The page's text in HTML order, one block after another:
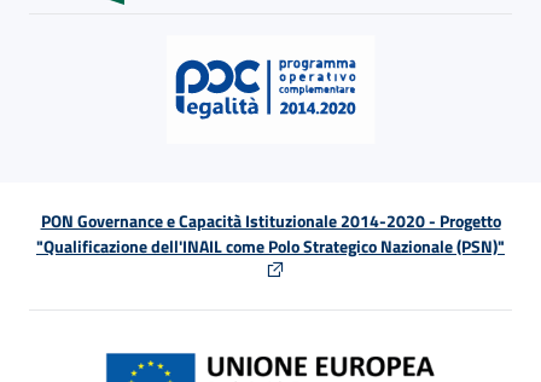
PON Governance e Capacità Istituzionale 2014-2020 - Progetto
"Qualificazione dell'INAIL come Polo Strategico Nazionale (PSN)"